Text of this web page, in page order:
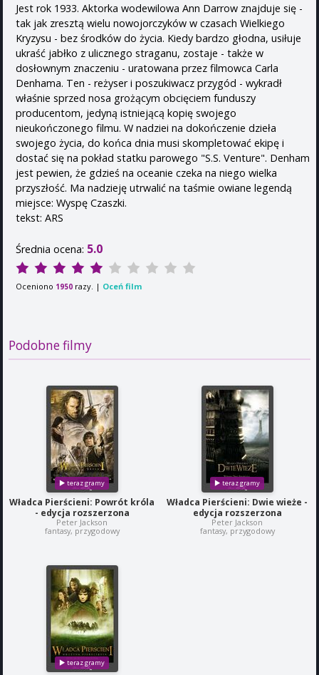
Jest rok 1933. Aktorka wodewilowa Ann Darrow znajduje się -
tak jak zresztą wielu nowojorczyków w czasach Wielkiego
Kryzysu - bez środków do życia. Kiedy bardzo głodna, usiłuje
ukraść jabłko z ulicznego straganu, zostaje - także w
dosłownym znaczeniu - uratowana przez filmowca Carla
Denhama. Ten - reżyser i poszukiwacz przygód - wykradł
właśnie sprzed nosa grożącym obcięciem funduszy
producentom, jedyną istniejącą kopię swojego
nieukończonego filmu. W nadziei na dokończenie dzieła
swojego życia, do końca dnia musi skompletować ekipę i
dostać się na pokład statku parowego "S.S. Venture". Denham
jest pewien, że gdzieś na oceanie czeka na niego wielka
przyszłość. Ma nadzieję utrwalić na taśmie owiane legendą
miejsce: Wyspę Czaszki.
tekst: ARS
Średnia ocena: 5.0
Oceniono 1950 razy. | Oceń film
Podobne filmy
Władca Pierścieni: Powrót króla
- edycja rozszerzona
Peter Jackson
fantasy, przygodowy
Władca Pierścieni: Dwie wieże -
edycja rozszerzona
Peter Jackson
fantasy, przygodowy